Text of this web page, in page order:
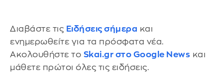
Διαβάστε τις Ειδήσεις σήμερα και
ενημερωθείτε για τα πρόσφατα νέα.
Ακολουθήστε το Skai.gr στο Google News και
μάθετε πρώτοι όλες τις ειδήσεις.